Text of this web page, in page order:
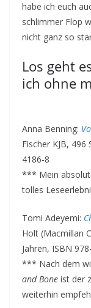
habe ich euch
schlimmer Flop
nicht ganz so
Los geht
ich ohne
Anna Benning:
Fischer KJB, 496
4186-8
*** Mein
tolles
Tomi Adeyemi:
Holt (Macmillan
Jahren, ISBN
*** Nach dem
and Bone ist der
weiterhin